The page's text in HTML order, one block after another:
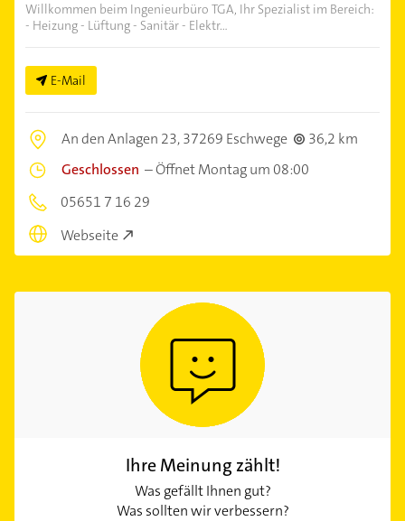
Willkommen beim Ingenieurbüro TGA, Ihr Spezialist im Bereich:
- Heizung - Lüftung - Sanitär - Elektr...
E-Mail
An den Anlagen 23,37269 Eschwege
36,2 km
Geschlossen –Öffnet Montag um 08:00
05651 7 16 29
Webseite
Ihre Meinung zählt!
Was gefällt Ihnen gut?
Was sollten wir verbessern?